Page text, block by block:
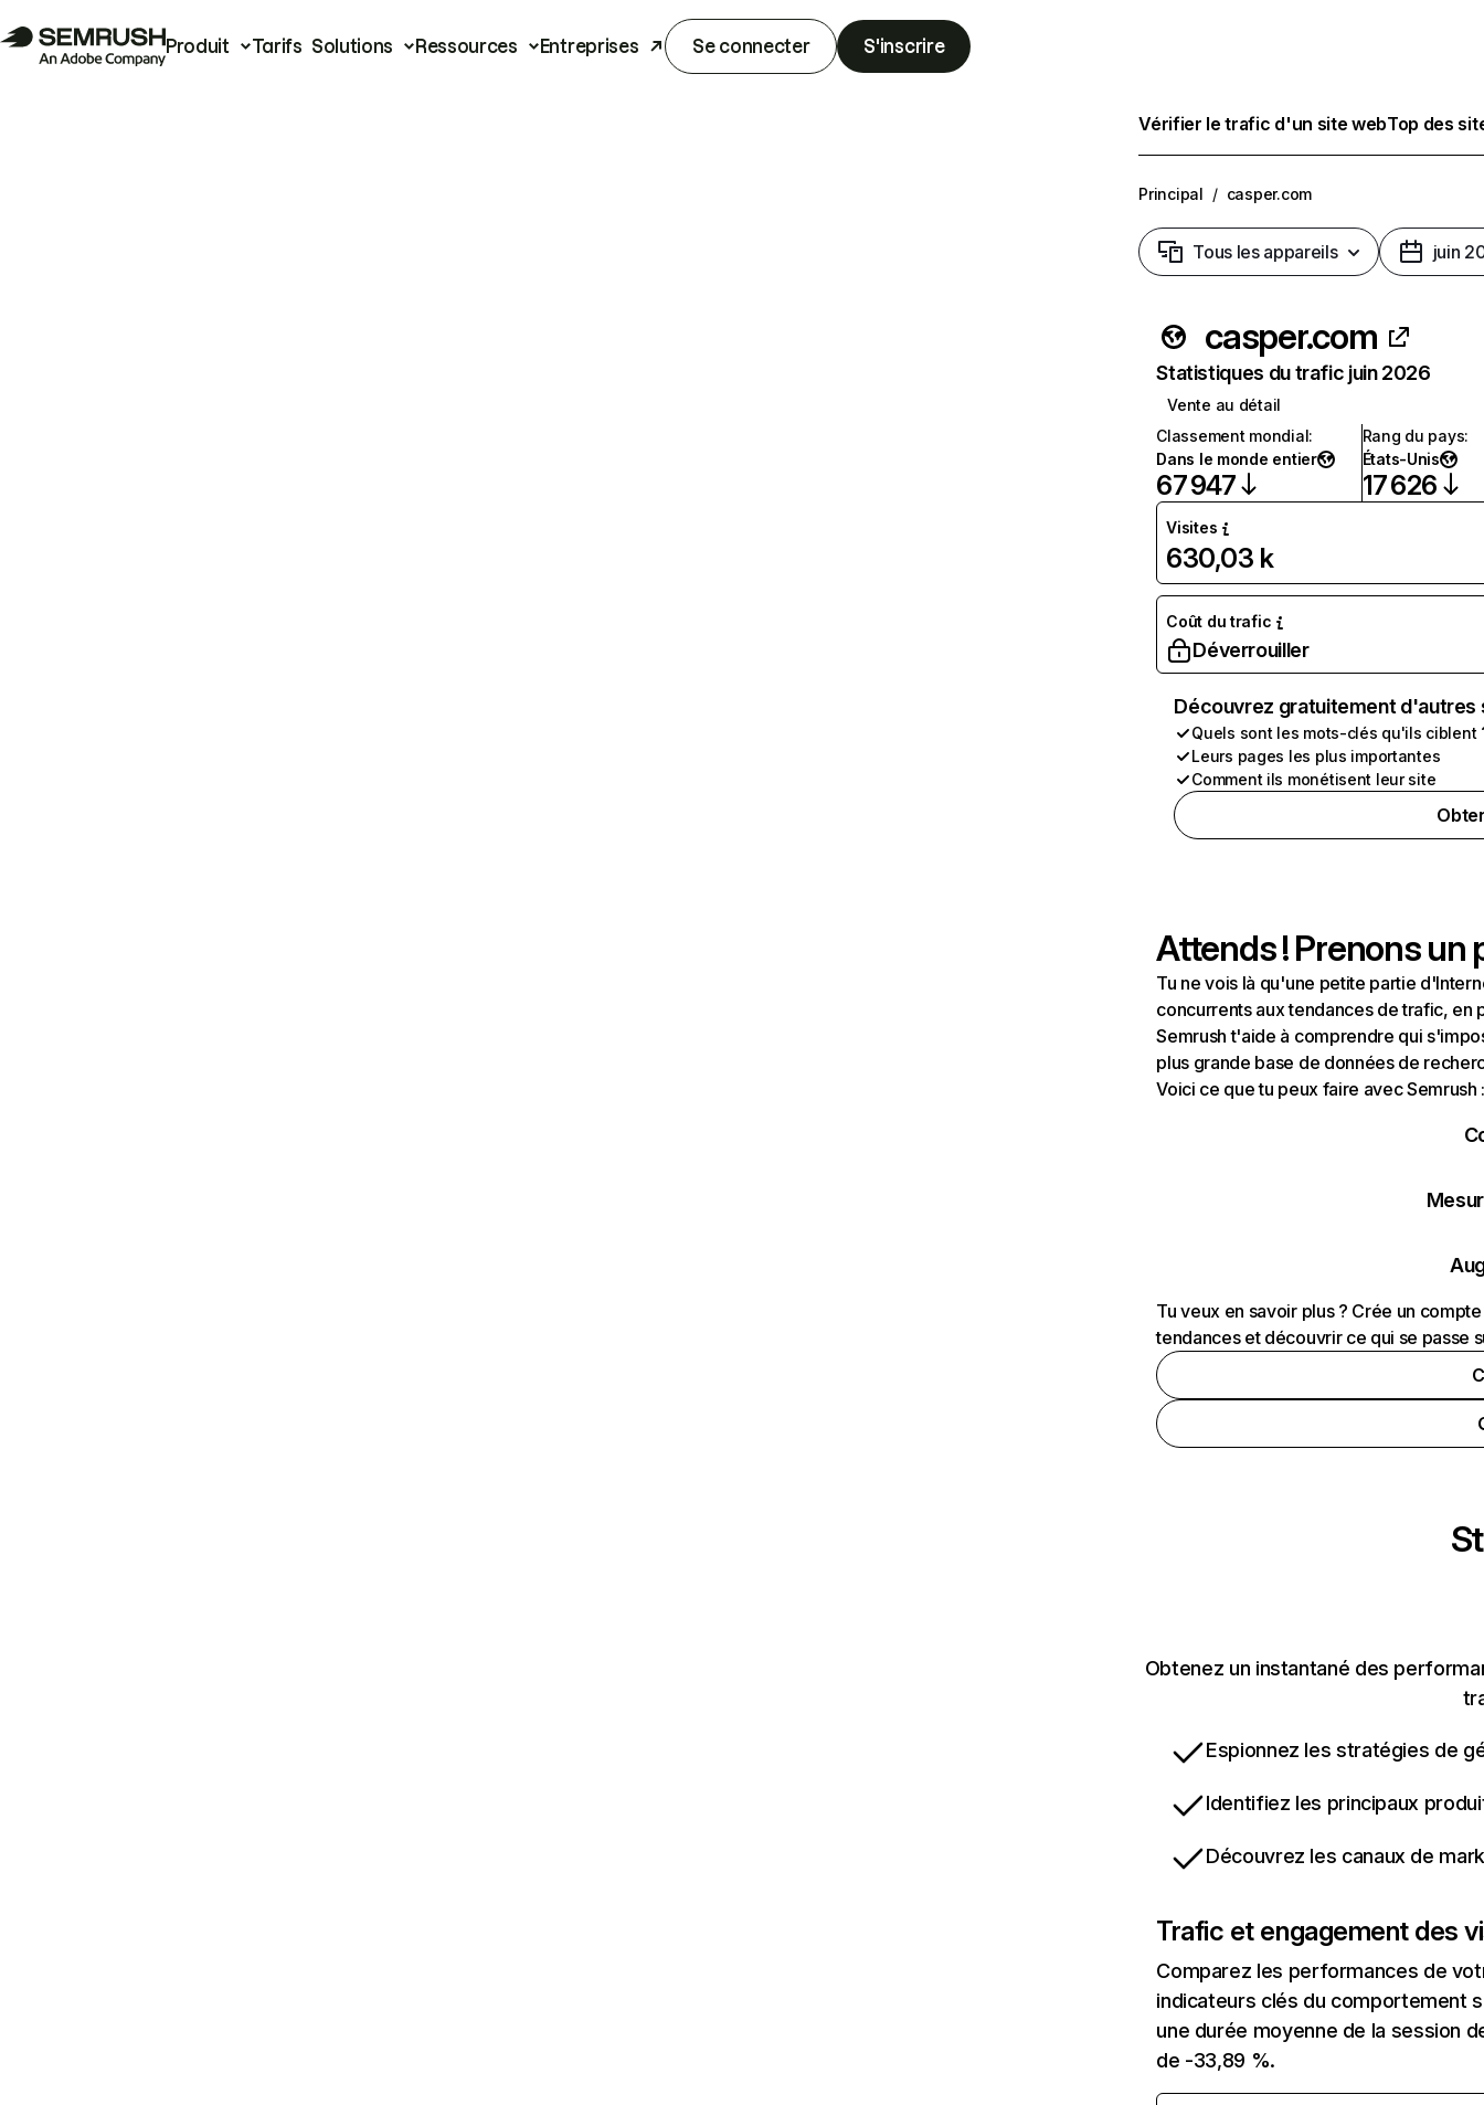
Produit Tarifs Solutions Ressources Entreprises Se connecter S'inscrire
Vérifier le trafic d'un site webTop des
Principal / casper.com
Tous les appareils juin
casper.com
Statistiques du trafic juin 2026
Vente au détail
Classement mondial:
Dans le monde entier
67 947
Rang du pays:
États-Unis
17 626
Visites
630,03 k
Coût du trafic
Déverrouiller
Découvrez gratuitement
Quels sont les mots-clés qu'ils ciblent
Leurs pages les plus importantes
Comment ils monétisent leur site
Attends ! Prenons un
Tu ne vois là qu'une petite partie
concurrents aux tendances de trafic, en
Semrush t'aide à comprendre qui
plus grande base de données de
Voici ce que tu peux faire avec Semrush
Tu veux en savoir plus ? Crée un
tendances et découvrir ce qui se passe
Obtenez un instantané des
Espionnez les stratégies de
Identifiez les principaux
Découvrez les canaux de
Trafic et engagement des
Comparez les performances de
indicateurs clés du comportement
une durée moyenne de la session
de -33,89 %.